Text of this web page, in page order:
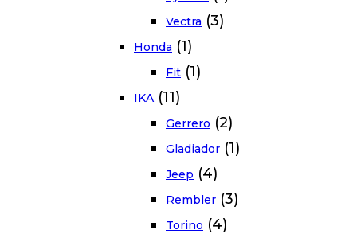
Vectra (3)
Honda (1)
Fit (1)
IKA (11)
Gerrero (2)
Gladiador (1)
Jeep (4)
Rembler (3)
Torino (4)